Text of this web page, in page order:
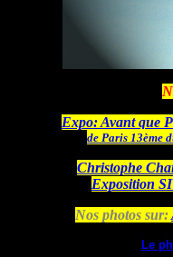
Expo: Avant que
de Paris 13ème
Christophe
Exposition
Nos photos sur:
Le